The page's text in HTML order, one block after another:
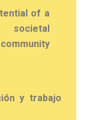
of a
societal
y trabajo